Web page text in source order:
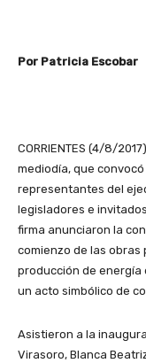
Por Patricia Escobar
CORRIENTES (4/8/
mediodía, que
representantes del
legisladores e
firma anunciaron la
comienzo de las obras
producción de energía
un acto simbólico de
Asistieron a la
Virasoro, Blanca